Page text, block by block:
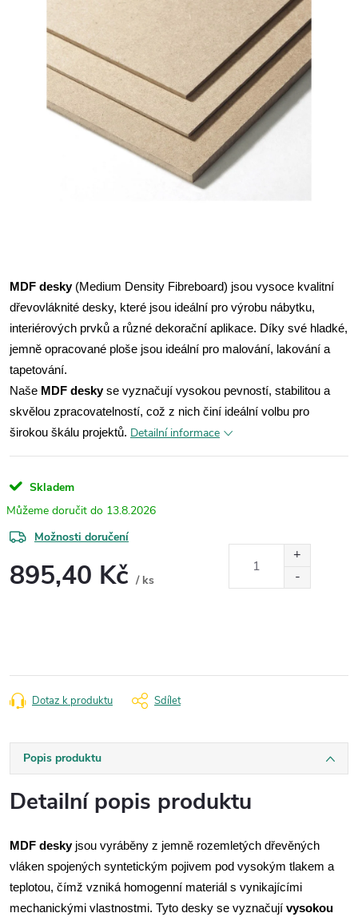
MDF desky(Medium Density Fibreboard) jsou vysoce kvalitní
dřevovláknité desky, které jsou ideální pro výrobu nábytku,
interiérových prvků a různé dekorační aplikace. Díky své hladké,
jemně opracované ploše jsou ideální pro malování, lakování a
tapetování.
Naše MDF deskyse vyznačují vysokou pevností, stabilitou a
skvělou zpracovatelností, což z nich činí ideální volbu pro
širokou škálu projektů. Detailní informace
Skladem
13.8.2026
Možnosti doručení
895,40 Kč / ks
Dotaz k produktu Sdílet
Popis produktu
Detailní popis produktu
MDF deskyjsou vyráběny z jemně rozemletých dřevěných
vláken spojených syntetickým pojivem pod vysokým tlakem a
teplotou, čímž vzniká homogenní materiál s vynikajícími
mechanickými vlastnostmi. Tyto desky se vyznačují vysokou